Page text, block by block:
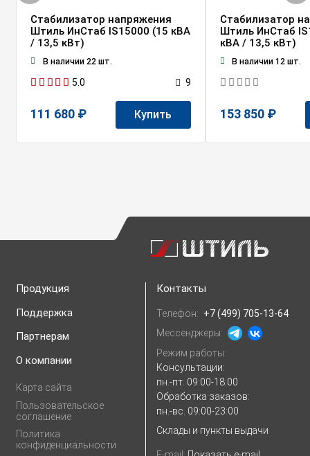
Стабилизатор напряжения
Штиль ИнСтаб IS15000 (15 кВА
/ 13,5 кВт)
В наличии 22 шт.
5.0 9
111 680 ₽ Купить
Стабилизатор
Штиль ИнСтаб
кВА / 13,5 кВт)
В наличии 12 шт.
153 850 ₽
Продукция
Поддержка
Партнерам
О компании
Карта сайта
Пользовательское
соглашение
Политика
конфиденциальности
Контакты
Телефон: +7 (499) 705-13-64
Мессенджеры:
Режим работы:
Консультации:
пн.-пт. 09:00-18:00
Обработка заказов:
пн.-вс. 09:00-23:00
Склады и пункты выдачи